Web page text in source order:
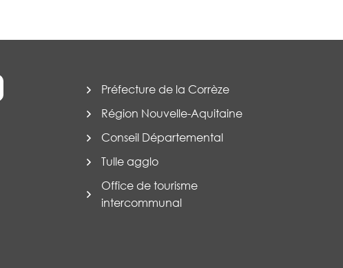
Préfecture de la Corrèze
Région Nouvelle-Aquitaine
Conseil Départemental
Tulle agglo
Office de tourisme
intercommunal